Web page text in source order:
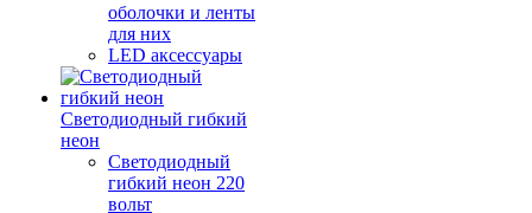
оболочки и ленты
для них
LED аксессуары
Светодиодный гибкий
неон
Светодиодный
гибкий неон 220
вольт